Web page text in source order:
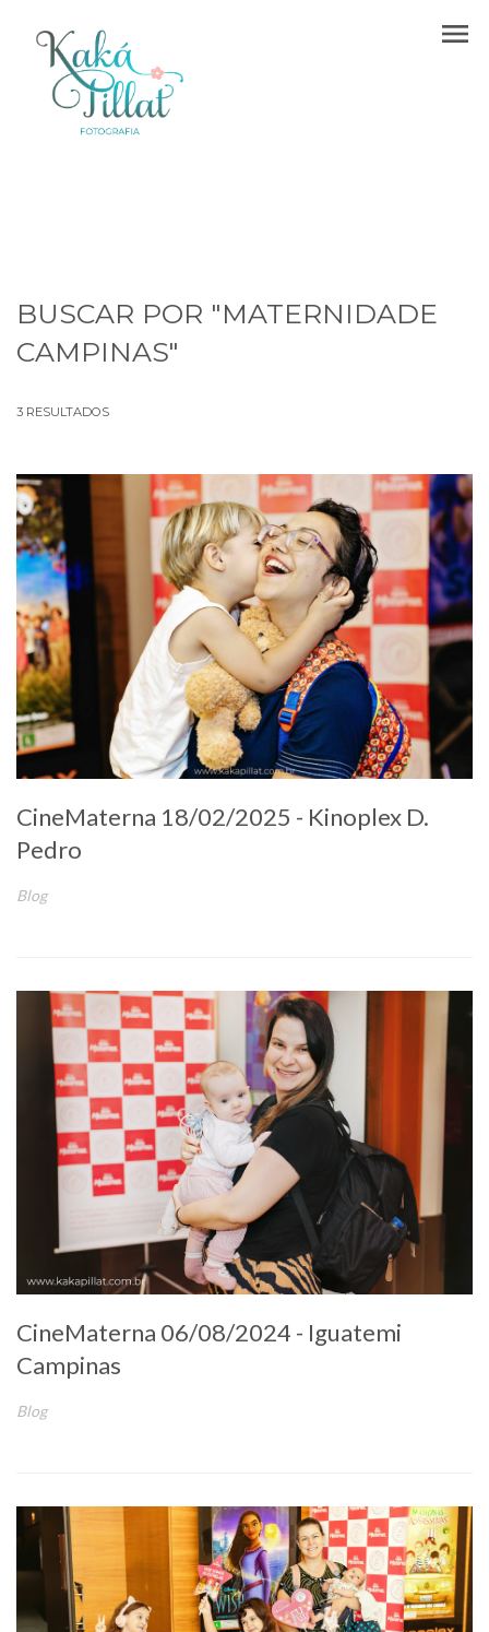
menu
BUSCAR POR "MATERNIDADE
CAMPINAS"
3 RESULTADOS
CineMaterna 18/02/2025 - Kinoplex D.
Pedro
Blog
CineMaterna 06/08/2024 - Iguatemi
Campinas
Blog